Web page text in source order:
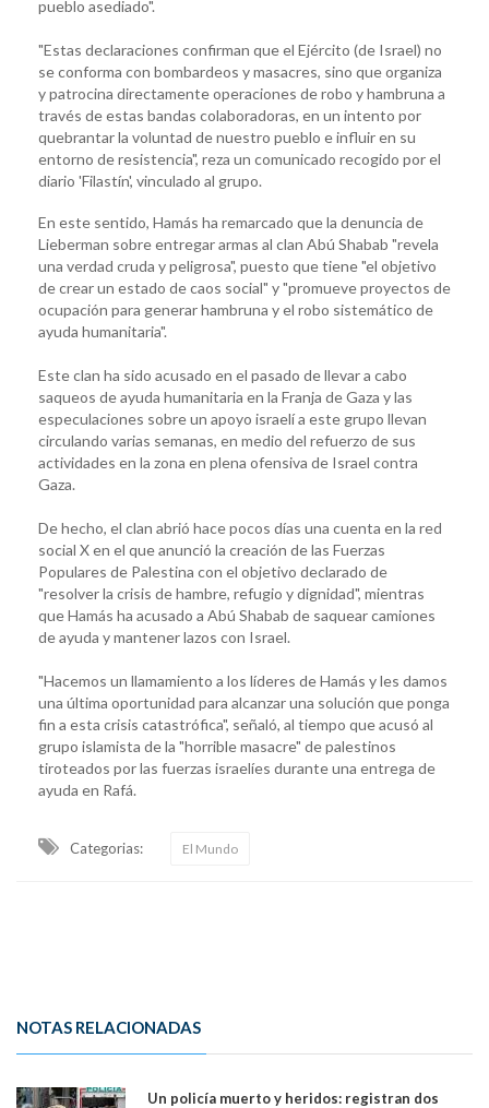
pueblo asediado".
"Estas declaraciones confirman que el Ejército (de Israel) no
se conforma con bombardeos y masacres, sino que organiza
y patrocina directamente operaciones de robo y hambruna a
través de estas bandas colaboradoras, en un intento por
quebrantar la voluntad de nuestro pueblo e influir en su
entorno de resistencia", reza un comunicado recogido por el
diario 'Filastín', vinculado al grupo.
En este sentido, Hamás ha remarcado que la denuncia de
Lieberman sobre entregar armas al clan Abú Shabab "revela
una verdad cruda y peligrosa", puesto que tiene "el objetivo
de crear un estado de caos social" y "promueve proyectos de
ocupación para generar hambruna y el robo sistemático de
ayuda humanitaria".
Este clan ha sido acusado en el pasado de llevar a cabo
saqueos de ayuda humanitaria en la Franja de Gaza y las
especulaciones sobre un apoyo israelí a este grupo llevan
circulando varias semanas, en medio del refuerzo de sus
actividades en la zona en plena ofensiva de Israel contra
Gaza.
De hecho, el clan abrió hace pocos días una cuenta en la red
social X en el que anunció la creación de las Fuerzas
Populares de Palestina con el objetivo declarado de
"resolver la crisis de hambre, refugio y dignidad", mientras
que Hamás ha acusado a Abú Shabab de saquear camiones
de ayuda y mantener lazos con Israel.
"Hacemos un llamamiento a los líderes de Hamás y les damos
una última oportunidad para alcanzar una solución que ponga
fin a esta crisis catastrófica", señaló, al tiempo que acusó al
grupo islamista de la "horrible masacre" de palestinos
tiroteados por las fuerzas israelíes durante una entrega de
ayuda en Rafá.
Categorias: El Mundo
NOTAS RELACIONADAS
Un policía muerto y heridos: registran dos